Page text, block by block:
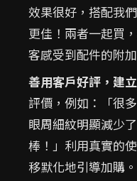
效果很好，搭配我
更佳！兩者一起買
客感受到配件的附
善用客戶好評，建
評價，例如：「很
眼周細紋明顯減少
棒！」利用真實的
移默化地引導加購。